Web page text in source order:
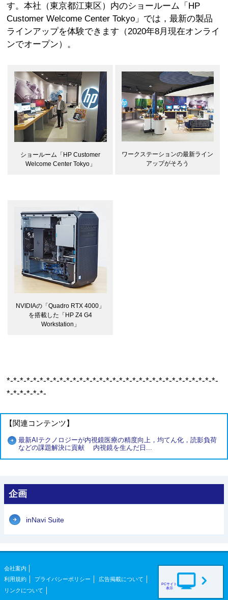
す。本社（東京都江東区）内のショールーム「HP
Customer Welcome Center Tokyo」では，最新の製品
ラインアップを体験できます（2020年8月現在オンライ
ンでオープン）。
ショールーム「HP Customer
Welcome Center Tokyo」
ワークステーションの最新ライン
アップがそろう
NVIDIAの「Quadro RTX 4000」
を搭載した「HP Z4 G4
Workstation」
*-*-*-*-*-*-*-*-*-*-*-*-*-*-*-*-*-*-*-*-*-*-*-*-*-*-*-*-*-*-*-*-
*-*-*-*-*-*-
【関連コンテンツ】
最新AIテクノロジーが内視鏡医療の精度向上，均てん化，読影負荷
などの課題解決に貢献 内視鏡を生んだ日...
企画
inNavi Suite
会社案内
利用規約
プライバシーポリシー
広告掲載について
リンクについて
PCサイト
表示